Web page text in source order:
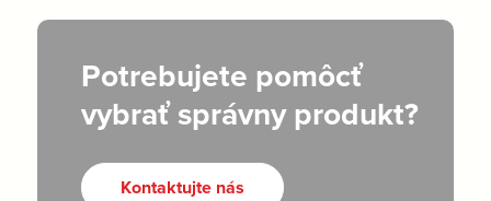
Potrebujete pomôcť
vybrať správny produkt?
Kontaktujte nás